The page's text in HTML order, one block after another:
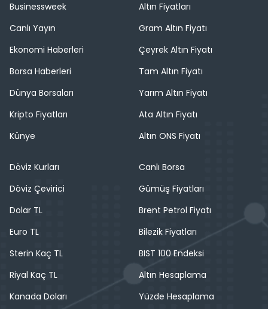
Businessweek
Canlı Yayın
Ekonomi Haberleri
Borsa Haberleri
Dünya Borsaları
Kripto Fiyatları
Künye
Altın Fiyatları
Gram Altın Fiyatı
Çeyrek Altın Fiyatı
Tam Altın Fiyatı
Yarım Altın Fiyatı
Ata Altın Fiyatı
Altın ONS Fiyatı
Döviz Kurları
Döviz Çevirici
Dolar TL
Euro TL
Sterin Kaç TL
Riyal Kaç TL
Kanada Doları
Canlı Borsa
Gümüş Fiyatları
Brent Petrol Fiyatı
Bilezik Fiyatları
BIST 100 Endeksi
Altın Hesaplama
Yüzde Hesaplama